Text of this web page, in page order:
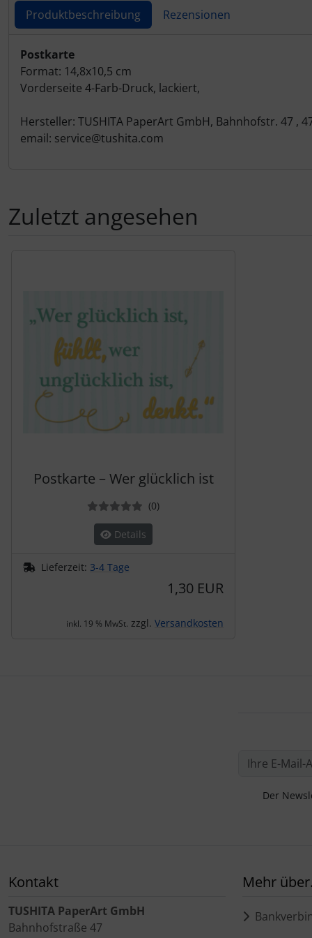
Produktbeschreibung Rezensionen
Produktbeschreibung
Postkarte
Format: 14,8x10,5 cm
Vorderseite 4-Farb-Druck, lackiert,
Hersteller: TUSHITA PaperArt GmbH, Bahnhofstr. 47 ,
email: service@tushita.com
Zuletzt angesehen
Postkarte – Wer glücklich ist
(0Bewertungen
)
Details
Lieferzeit: 3-4 Tage
1,30 EUR
inkl. 19 % MwSt. zzgl. Versandkosten
Der
Kontakt
TUSHITA PaperArt GmbH
Bahnhofstraße 47
Mehr